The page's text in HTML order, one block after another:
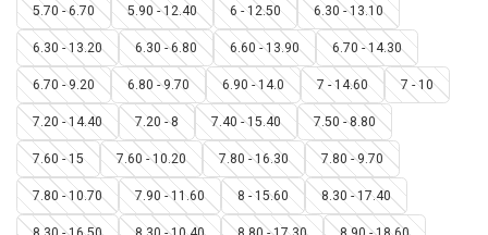
5.70 - 6.70 5.90 - 12.40 6 - 12.50 6.30 - 13.10
6.30 - 13.20 6.30 - 6.80 6.60 - 13.90 6.70 - 14.30
6.70 - 9.20 6.80 - 9.70 6.90 - 14.0 7 - 14.60 7 - 10
7.20 - 14.40 7.20 - 8 7.40 - 15.40 7.50 - 8.80
7.60 - 15 7.60 - 10.20 7.80 - 16.30 7.80 - 9.70
7.80 - 10.70 7.90 - 11.60 8 - 15.60 8.30 - 17.40